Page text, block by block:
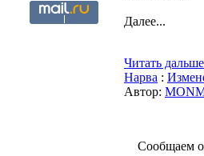
Далее...
Читать
Нарва :
Автор:
Сообщаем о